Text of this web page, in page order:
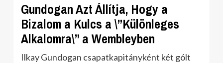
Gundogan Azt Állítja, Hogy a
Bizalom a Kulcs a \”Különleges
Alkalomra\” a Wembleyben
Ilkay Gundogan csapatkapitányként két gólt